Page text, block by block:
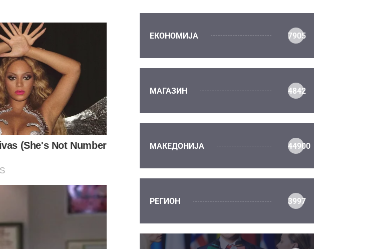
ЕКОНОМИЈА 7905
МАГАЗИН 4842
МАКЕДОНИЈА 44900
РЕГИОН 3997